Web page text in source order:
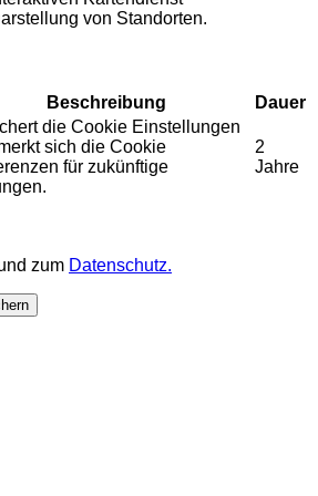
von Standorten.
Beschreibung
Dauer
die Cookie Einstellungen
sich die Cookie
für zukünftige
2
Jahre
zum Datenschutz.